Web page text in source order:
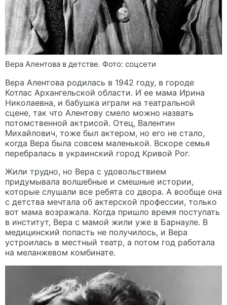
Вера Алентова в детстве. Фото: соцсети
Вера Алентова родилась в 1942 году, в городе
Котлас Архангельской области. И ее мама Ирина
Николаевна, и бабушка играли на театральной
сцене, так что Алентову смело можно назвать
потомственной актрисой. Отец, Валентин
Михайлович, тоже был актером, но его не стало,
когда Вера была совсем маленькой. Вскоре семья
перебралась в украинский город Кривой Рог.
Жили трудно, но Вера с удовольствием
придумывала волшебные и смешные истории,
которые слушали все ребята со двора. А вообще она
с детства мечтала об актерской профессии, только
вот мама возражала. Когда пришло время поступать
в институт, Вера с мамой жили уже в Барнауле. В
медицинский попасть не получилось, и Вера
устроилась в местный театр, а потом год работала
на меланжевом комбинате.